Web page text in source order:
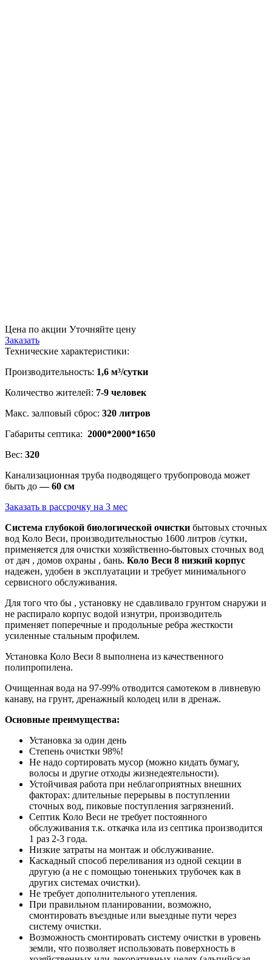
Цена по акции Уточняйте цену
Заказать
Технические характеристики:
Производительность: 1,6 м³/сутки
Количество жителей: 7-9 человек
Макс. залповый сброс: 320 литров
Габариты септика: 2000*2000*1650
Вес: 320
Канализационная труба подводящего трубопровода может
быть до— 60 см
Заказать в рассрочку на 3 мес
Система глубокой биологической очистки бытовых сточных
вод Коло Веси, производительностью 1600 литров /сутки,
применяется для очистки хозяйственно-бытовых сточных вод
от дач , домов охраны , бань. Коло Веси 8 низкий корпус
надежен, удобен в эксплуатации и требует минимального
сервисного обслуживания.
Для того что бы , установку не сдавливало грунтом снаружи и
не распирало корпус водой изнутри, производитель
применяет поперечные и продольные ребра жесткости
усиленные стальным профилем.
Установка Коло Веси 8 выполнена из качественного
полипропилена.
Очищенная вода на 97-99% отводится самотеком в ливневую
канаву, на грунт, дренажный колодец или в дренаж.
Основные преимущества:
Установка за один день
Степень очистки 98%!
Не надо сортировать мусор (можно кидать бумагу,
волосы и другие отходы жизнедеятельности).
Устойчивая работа при неблагоприятных внешних
факторах: длительные перерывы в поступлении
сточных вод, пиковые поступления загрязнений.
Септик Коло Веси не требует постоянного
обслуживания т.к. откачка ила из септика производится
1 раз 2-3 года.
Низкие затраты на монтаж и обслуживание.
Каскадный способ переливания из одной секции в
другую (а не с помощью тоненьких трубочек как в
других системах очистки).
Не требует дополнительного утепления.
При правильном планировании, возможно,
смонтировать въездные или выездные пути через
систему очистки.
Возможность смонтировать систему очистки в уровень
земли, что позволяет использовать поверхность в